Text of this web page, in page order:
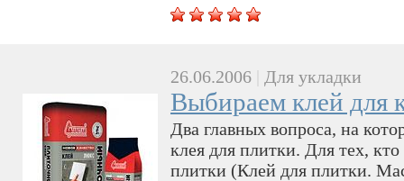
26.06.2006 Для укладки
Выбираем клей для
Два главных вопроса, на
клея для плитки. Для тех,
плитки (Клей для плитки.